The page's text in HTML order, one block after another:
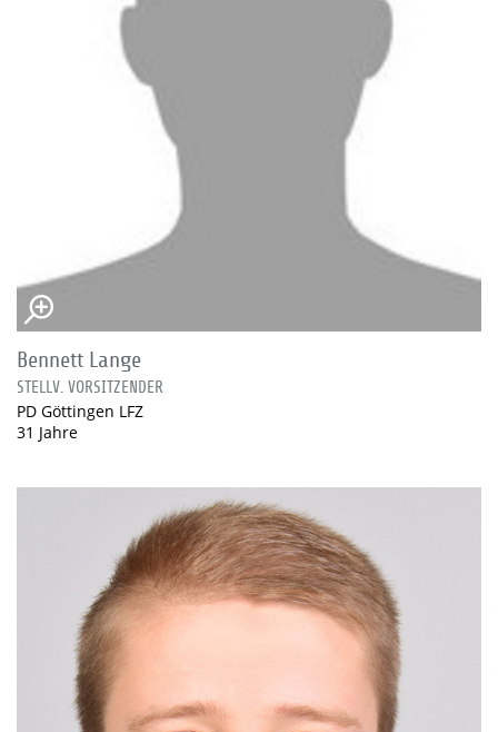
Bennett Lange
STELLV. VORSITZENDER
PD Göttingen LFZ
31 Jahre